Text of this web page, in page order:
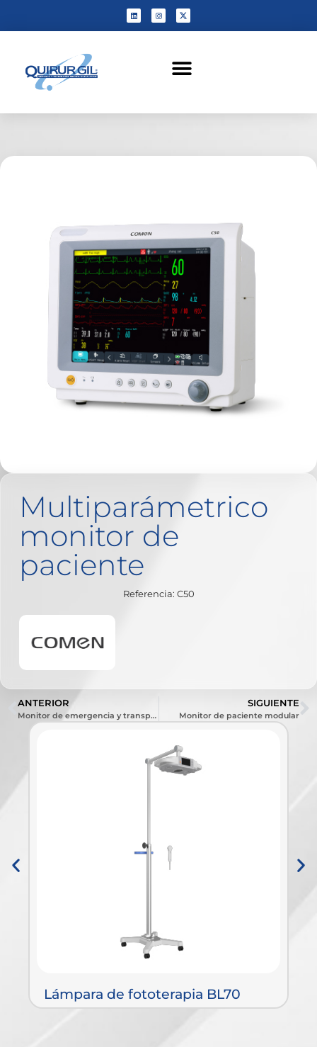
Multiparámetrico
monitor de
paciente
Referencia: C50
ANTERIOR
Monitor de emergencia y transporte
SIGUIENTE
Monitor de paciente modular
Lámpara de fototerapia BL70